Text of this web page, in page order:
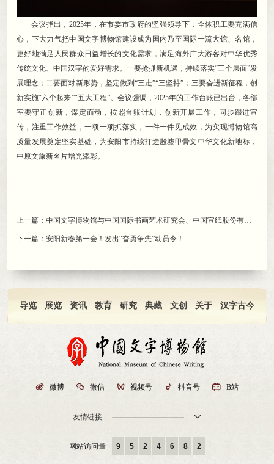
会议指出 ， 2025年，在市委市政府的坚强领导下 ， 全体职工要充满信
心，下大力气把中国文字博物馆建设成为国内乃至国际一流大馆、名馆 ，
更好地满足人民群众日益增长的文化需求，满足海外广大游客对中华优秀
传统文化、中国汉字的爱好需求。 一要抢抓新机遇，持续落实“三个层面”发
展理念 ；二要面对新形势，坚定做到“三走”“三坚持” ； 三要奋进新征程，创
新实施“六个起来”“五大工程”。 会议强调，2025年的工作台账已出台 ， 各部
室要守正创新，谋定而动 ， 按照台账计划，创新开展工作 ， 同步跟进宣
传，注重工作效益 ， 一项一项抓落实，一件一件见成效 ， 为实现博物馆高
质量发展奠定坚实基础，为安阳市持续打造殷墟甲骨文中华文化新地标 ，
中原文旅新名片增光添彩。
上一篇： 中国文字博物馆与中国国际书画艺术研究会、中国宣纸股份有限公司签署战略合作协议
下一篇： 安阳新春第一会！发出“奋勇争先”动员令！
导览 展览 资讯 教育 研究 典藏 文创 关于 汉字古今
友情链接 
 微博  微信  视频号  抖音号  B站
网站访问量 9 5 2 4 6 8 2